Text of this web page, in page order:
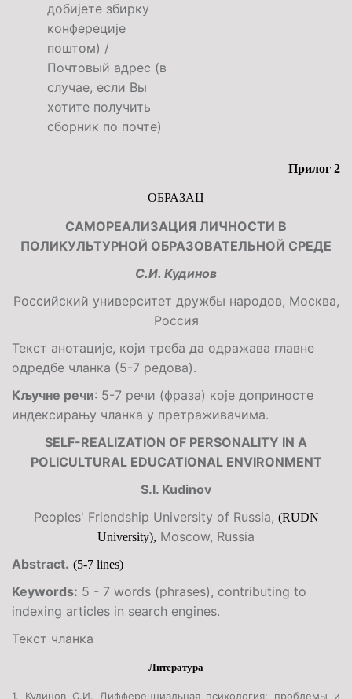
добијете збирку
конфереције
поштом) /
Почтовый адрес (в
случае, если Вы
хотите получить
сборник по почте)
Прилог 2
ОБРАЗАЦ
САМОРЕАЛИЗАЦИЯ ЛИЧНОСТИ В
ПОЛИКУЛЬТУРНОЙ ОБРАЗОВАТЕЛЬНОЙ СРЕДЕ
С.И. Кудинов
Российский университет дружбы народов, Москва,
Россия
Текст анотације, који треба да одражава главне
одредбе чланка (5-7 редова).
Кључне речи: 5-7 речи (фраза) које доприносте
индексирању чланка у претраживачима.
SELF-REALIZATION OF PERSONALITY IN A
POLICULTURAL EDUCATIONAL ENVIRONMENT
S.I. Kudinov
Peoples' Friendship University of Russia, (RUDN
University), Moscow, Russia
Abstract. (5-7 lines)
Keywords: 5 - 7 words (phrases), contributing to
indexing articles in search engines.
Текст чланка
Литература
1. Кудинов С.И. Дифференциальная психология: проблемы и